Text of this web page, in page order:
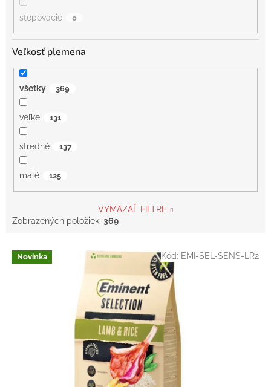
stopovacie 0
Veľkosť plemena
všetky 369
veľké 131
stredné 137
malé 125
VYMAZAŤ FILTRE
Zobrazených položiek: 369
V Novinka Kód: EMI-SEL-SENS-LR2